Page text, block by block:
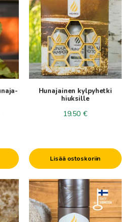
Hunajainen kylpyhetki
hiuksille
19.50 €
Lisää ostoskoriin